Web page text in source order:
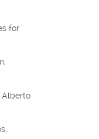
for
Alberto